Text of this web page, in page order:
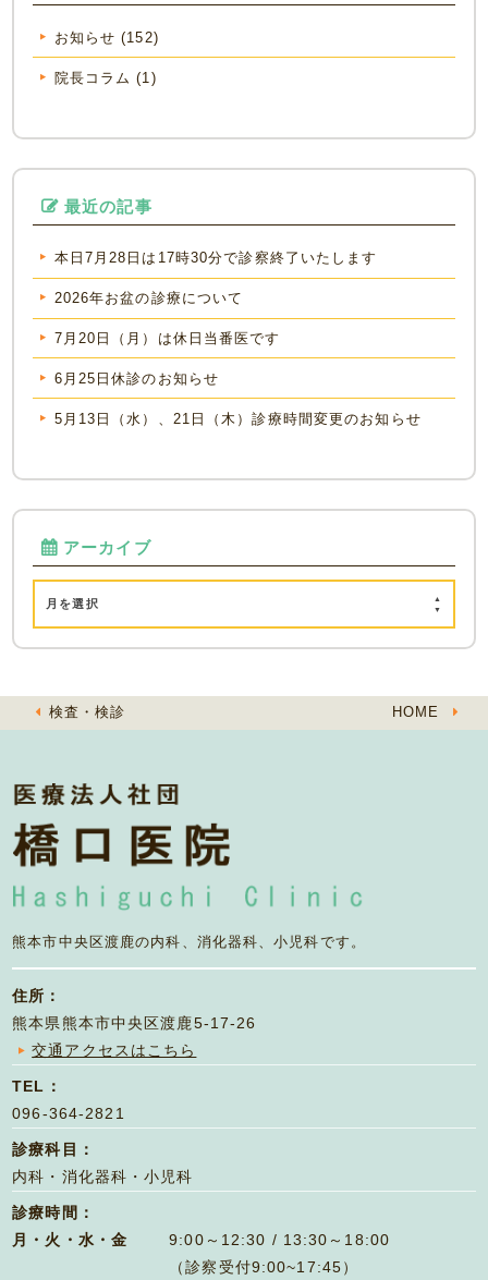
お知らせ (152)
院長コラム (1)
最近の記事
本日7月28日は17時30分で診察終了いたします
2026年お盆の診療について
7月20日（月）は休日当番医です
6月25日休診のお知らせ
5月13日（水）、21日（木）診療時間変更のお知らせ
アーカイブ
月を選択
検査・検診 HOME
熊本市中央区渡鹿の内科、消化器科、小児科です。
住所：
熊本県熊本市中央区渡鹿5-17-26
交通アクセスはこちら
TEL：
096-364-2821
診療科目：
内科・消化器科・小児科
診療時間：
月・火・水・金
9:00～12:30 / 13:30～18:00
（診察受付9:00~17:45）